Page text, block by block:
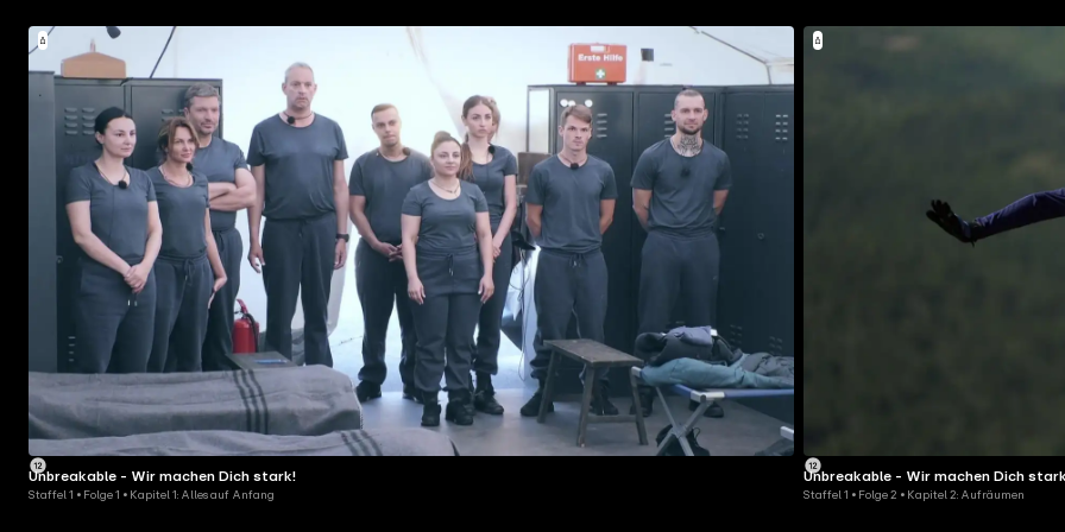
Unbreakable - Wir machen Dich stark!
Staffel 1 • Folge 1 • Kapitel 1: Alles auf Anfang
Unbreakable - Wir machen Dich
Staffel 1 • Folge 2 • Kapitel 2: Aufräumen